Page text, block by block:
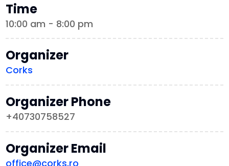
Time
10:00 am - 8:00 pm
Organizer
Corks
Organizer Phone
+40730758527
Organizer Email
office@corks.ro